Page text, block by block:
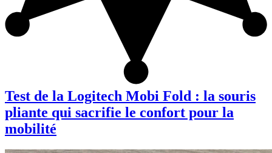
Test de la Logitech Mobi Fold : la souris
pliante qui sacrifie le confort pour la
mobilité